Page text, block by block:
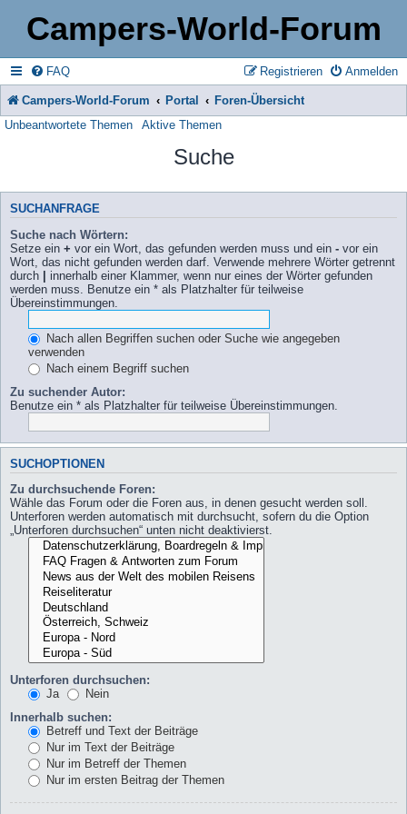
Campers-World-Forum
FAQ Anmelden
Registrieren
Campers-World-Forum Portal
Foren-Übersicht
Unbeantwortete Themen
Aktive Themen
Suche
SUCHANFRAGE
Suche nach Wörtern:
Setze ein + vor ein Wort, das gefunden werden muss und ein - vor ein
Wort, das nicht gefunden werden darf. Verwende mehrere Wörter getrennt
durch | innerhalb einer Klammer, wenn nur eines der Wörter gefunden
werden muss. Benutze ein * als Platzhalter für teilweise
Übereinstimmungen.
Nach allen Begriffen suchen oder Suche wie angegeben
verwenden
Nach einem Begriff suchen
Zu suchender Autor:
Benutze ein * als Platzhalter für teilweise Übereinstimmungen.
SUCHOPTIONEN
Zu durchsuchende Foren:
Wähle das Forum oder die Foren aus, in denen gesucht werden soll.
Unterforen werden automatisch mit durchsucht, sofern du die Option
„Unterforen durchsuchen“ unten nicht deaktivierst.
Unterforen durchsuchen:
Ja
Nein
Innerhalb suchen:
Betreff und Text der Beiträge
Nur im Text der Beiträge
Nur im Betreff der Themen
Nur im ersten Beitrag der Themen